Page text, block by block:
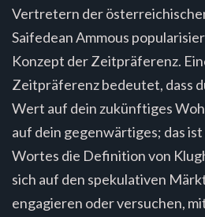
Vertretern der
Saifedean Ammous
Konzept der Zeitpräferenz.
Zeitpräferenz bedeutet, dass
Wert auf dein zukünftiges
auf dein gegenwärtiges; das
Wortes die Definition von
sich auf den spekulativen
engagieren oder versuchen,